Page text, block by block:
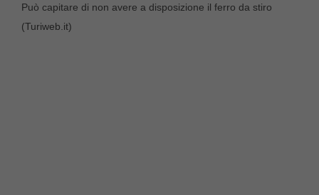
Può capitare di non avere a disposizione il ferro da stiro
(Turiweb.it)